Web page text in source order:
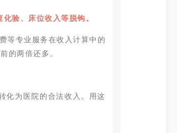
验、床位收入等脱钩。
等专业服务在收入计算中的
的两倍还多。
化为医院的合法收入。用这